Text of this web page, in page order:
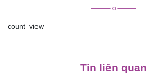
count_view
Tin liên quan